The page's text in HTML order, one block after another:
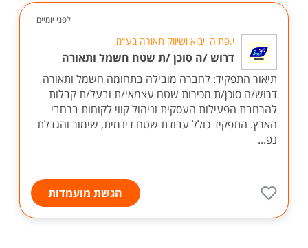
לפני יומיים
י.פתיה ייבוא ושיווק תאורה בע"מ
דרוש /ה סוכן /ת שטח חשמל ותאורה
תיאור התפקיד: לחברה מובילה בתחומה חשמל ותאורה
דרוש/ה סוכן/ת מכירות שטח עצמאי/ת ובעל/ת קבלות
להרחבת הפעילות העסקית וניהול קווי לקוחות ברחבי
הארץ. התפקיד כולל עבודת שטח דינמית, שימור והגדלת
נפ...
הגשת מועמדות